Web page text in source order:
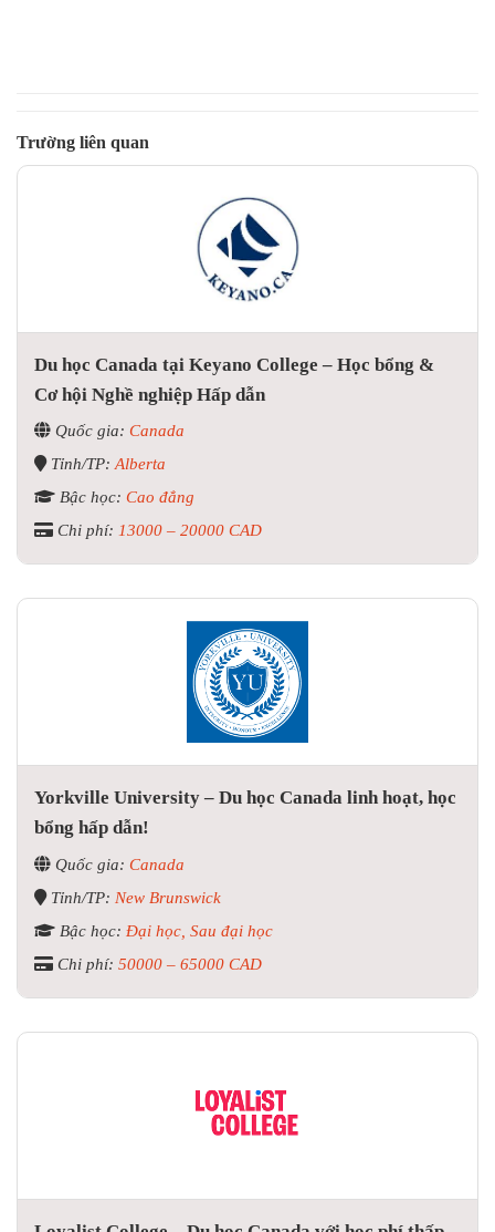
Trường liên quan
Du học Canada tại Keyano College – Học bổng &
Cơ hội Nghề nghiệp Hấp dẫn
Quốc gia: Canada
Tỉnh/TP:Alberta
Bậc học: Cao đẳng
Chi phí: 13000 – 20000 CAD
Yorkville University – Du học Canada linh hoạt, học
bổng hấp dẫn!
Quốc gia: Canada
Tỉnh/TP: New Brunswick
Bậc học: Đại học, Sau đại học
Chi phí: 50000 – 65000 CAD